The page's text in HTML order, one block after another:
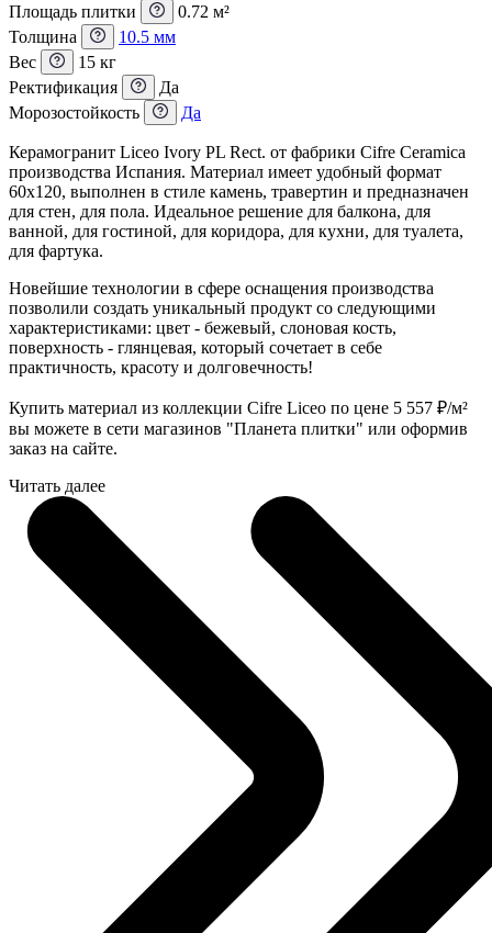
Площадь плитки
0.72 м²
Толщина
10.5 мм
Вес
15 кг
Ректификация
Да
Морозостойкость
Да
Керамогранит Liceo Ivory PL Rect. от фабрики Cifre Ceramica
производства Испания. Материал имеет удобный формат
60x120, выполнен в стиле камень, травертин и предназначен
для стен, для пола. Идеальное решение для балкона, для
ванной, для гостиной, для коридора, для кухни, для туалета,
для фартука.
Новейшие технологии в сфере оснащения производства
позволили создать уникальный продукт со следующими
характеристиками: цвет - бежевый, слоновая кость,
поверхность - глянцевая, который сочетает в себе
практичность, красоту и долговечность!
Купить материал из коллекции Cifre Liceo по цене 5 557 ₽/м²
вы можете в сети магазинов "Планета плитки" или оформив
заказ на сайте.
Читать далее